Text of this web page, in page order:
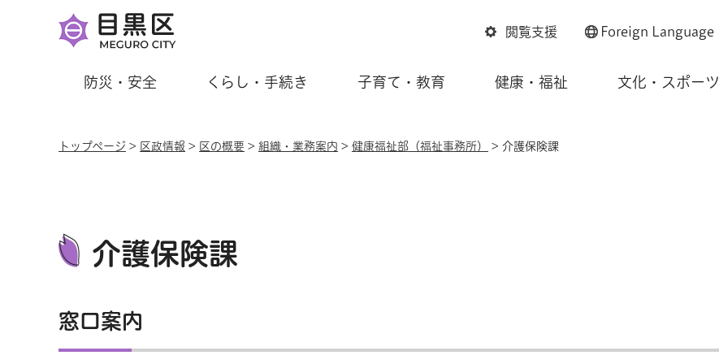
閲覧支援 Foreign Language
防災・安全 くらし・手続き 子育て・教育 健康・福祉 文化・スポーツ
トップページ > 区政情報 > 区の概要 > 組織・業務案内 > 健康福祉部（福祉事務所） > 介護保険課
介護保険課
窓口案内